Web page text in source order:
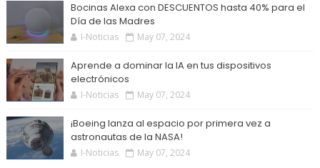
Bocinas Alexa con DESCUENTOS hasta 40% para el
Día de las Madres
I-Noticias May 07, 2024
Aprende a dominar la IA en tus dispositivos
electrónicos
I-Noticias May 07, 2024
¡Boeing lanza al espacio por primera vez a
astronautas de la NASA!
I-Noticias May 07, 2024